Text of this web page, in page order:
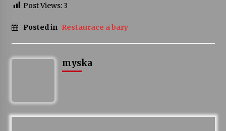
Post Views:3
Posted in Restaurace a bary
myska